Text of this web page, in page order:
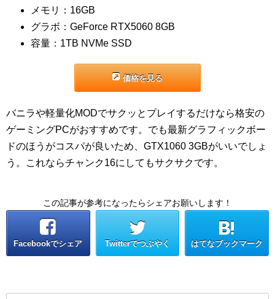
メモリ：16GB
グラボ：GeForce RTX5060 8GB
容量：1TB NVMe SSD
価格を見る
バニラや軽量化MODでサクッとプレイするだけなら格安の
ゲーミングPCがおすすめです。でも最新グラフィックボー
ドのほうがコスパが良いため、GTX1060 3GBがいいでしょ
う。これならチャンク16にしてもサクサクです。
この記事が参考になったらシェアお願いします！
Facebookでシェア Twitterでつぶやく はてなブックマーク